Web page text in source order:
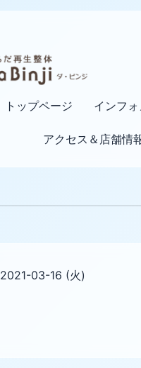
トップページ インフ
アクセス＆店舗情
2021-03-16 (火)